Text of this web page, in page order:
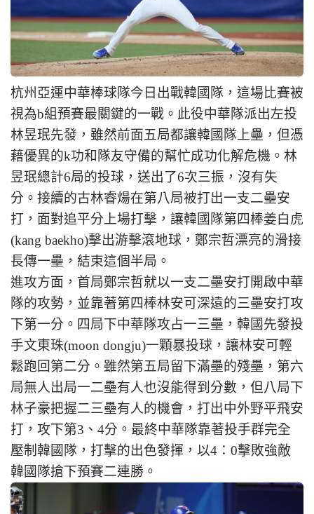
杭州亞運中華棒球隊今日出戰韓國隊，這場比賽被
視為b組預賽最關鍵的一戰。此役中華隊派出左投
林昱珉先發，雖然前面五局都讓韓國隊上壘，但憑
藉優異的k功和隊友守備的幫忙成功化解危機。林
昱珉總計6局的投球，送出了6次三振，沒有失
分。接續的古林睿煬在第八局被打出一支二壘安
打，面對追平分上場打擊，讓韓國隊第四棒姜白虎
(kang baekho)擊出游擊滾地球，鄭宗哲漂亮的滑接
長傳一壘，結束這個半局。
進攻方面，首局鄭宗哲就以一支二壘安打開啟中華
隊的攻勢，並靠著第四棒林安可深遠的三壘安打攻
下第一分。四局下中華隊攻占一三壘，韓國先發投
手文東珠(moon dongju)一顆暴投球，讓林安可輕
鬆跑回第二分。雖然第五局留下滿壘的殘壘，第六
局無人出局一二壘有人也沒能得到分數，但八局下
林子豪把握二三壘有人的機會，打出中外野平飛安
打，攻下第3、4分。最終中華隊靠著投手群完全
壓制韓國隊，打擊的出色發揮，以4：0擊敗強敵
韓國隊搶下預賽二連勝。